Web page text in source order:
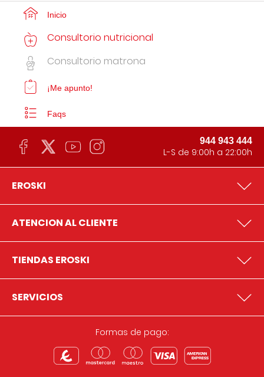
Inicio
Consultorio nutricional
Consultorio matrona
¡Me apunto!
Faqs
944 943 444
L-S de 9:00h a 22:00h
EROSKI
ATENCION AL CLIENTE
TIENDAS EROSKI
SERVICIOS
Formas de pago: